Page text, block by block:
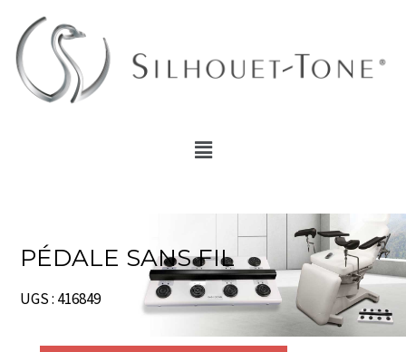
contenu
Menu
PÉDALE SANS FIL
UGS : 416849